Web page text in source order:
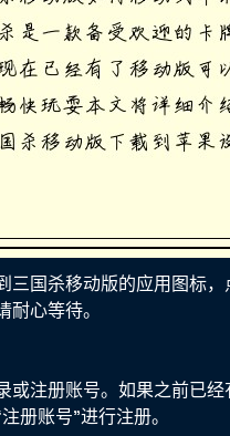
三国杀移动版的应用图标
心等待。
或注册账号。如果之前已
册账号”进行注册。